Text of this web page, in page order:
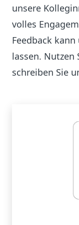
unsere
volles
Feedback
lassen. Nutzen
schreiben Sie